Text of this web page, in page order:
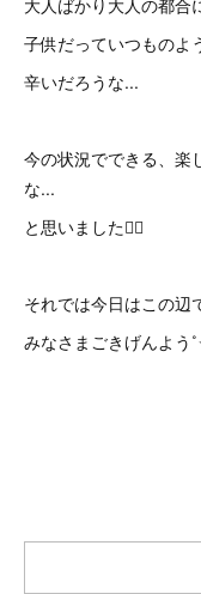
大人ばかり大人の都合
子供だっていつものよ
辛いだろうな...
今の状況でできる、楽
な...
と思いました🙇‍♀️
それでは今日はこの辺
みなさまごきげんよう